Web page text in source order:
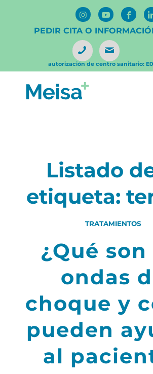
PEDIR CITA O
autorización de centro sanitario:
Listado
etiqueta:
TRATAMIENTOS
¿Qué son
ondas
choque y
pueden
al